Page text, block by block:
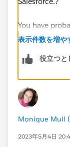
You have
should check
表示件数を増や
役立つと
Monique Mull
2023年5月4日